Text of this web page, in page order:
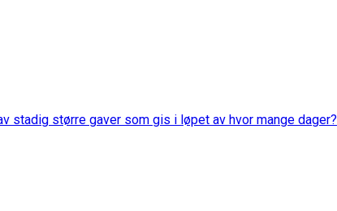
stadig større gaver som gis i løpet av hvor mange dager?